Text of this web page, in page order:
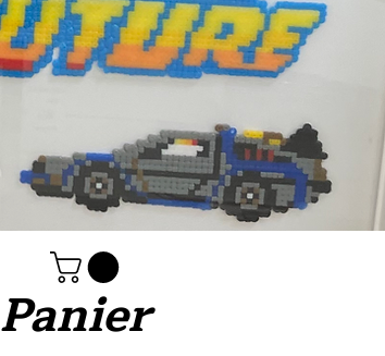
Panier